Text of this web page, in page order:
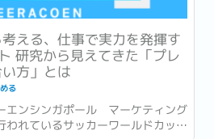
える、仕事で実力を発揮す
研究から見えてきた「プレ
方」とは
る
エンシンガポール マーケティング
われているサッカーワールドカッ